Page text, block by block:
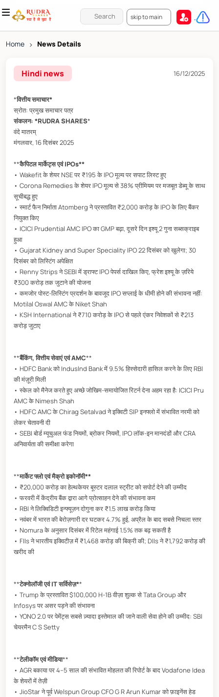
skip to main
Home > News Details
Hindi news 16/12/2025
*वित्तीय समाचार*
स्रोत: प्रमुख समाचार पत्र
संकलन: *RUDRA SHARES*
वंदे मातरम्
मंगलवार, 16 दिसंबर 2025
**कैपिटल मार्केट्स एवं IPOs**
• Wakefit के शेयर NSE पर ₹195 के IPO मूल्य पर सपाट लिस्ट हुए
• Corona Remedies के शेयर IPO मूल्य से 38% प्रीमियम पर मजबूत डेब्यू के साथ
सूचीबद्ध हुए
• स्मार्ट फैन निर्माता Atomberg ने प्रस्तावित ₹2,000 करोड़ के IPO के लिए बैंकर
नियुक्त किए
• ICICI Prudential AMC IPO का GMP बढ़ा, दूसरे दिन इश्यू 2 गुना सब्सक्राइब
हुआ
• Gujarat Kidney and Super Speciality IPO 22 दिसंबर को खुलेगा; 30
दिसंबर को लिस्टिंग अपेक्षित
• Renny Strips ने SEBI में ड्राफ्ट IPO पेपर्स दाखिल किए, फ्रेश इश्यू के ज़रिये
₹300 करोड़ तक जुटाने की योजना
• कमजोर पोस्ट-लिस्टिंग प्रदर्शन के बावजूद IPO सप्लाई के धीमी होने की संभावना नहीं:
Motilal Oswal AMC के Niket Shah
• KSH International ने ₹710 करोड़ के IPO से पहले एंकर निवेशकों से ₹213
करोड़ जुटाए
**बैंकिंग, वित्तीय सेवाएं एवं AMC**
• HDFC Bank को IndusInd Bank में 9.5% हिस्सेदारी हासिल करने के लिए RBI
की मंज़ूरी मिली
• स्केल को मैनेज करते हुए अच्छे जोखिम-समायोजित रिटर्न देना अहम रहा है: ICICI Pru
AMC के Nimesh Shah
• HDFC AMC के Chirag Setalvad ने इक्विटी SIP इनफ्लो में संभावित नरमी को
लेकर चेतावनी दी
• SEBI बोर्ड म्यूचुअल फंड नियमों, ब्रोकर नियमों, IPO लॉक-इन मानदंडों और CRA
अनिवार्यता की समीक्षा करेगा
**मार्केट फ्लो एवं मैक्रो इकोनॉमी**
• ₹20,000 करोड़ का हेल्थकेयर बूस्टर दलाल स्ट्रीट को सपोर्ट देने की उम्मीद
• फरवरी में केंद्रीय बैंक द्वारा आगे प्रोत्साहन देने की संभावना कम
• RBI ने लिक्विडिटी इन्फ्यूज़न दोगुना कर ₹1.5 लाख करोड़ किया
• नवंबर में भारत की बेरोज़गारी दर घटकर 4.7% हुई, अप्रैल के बाद सबसे निचला स्तर
• Nomura के अनुसार दिसंबर में रिटेल महंगाई 1.5% तक बढ़ सकती है
• FIIs ने भारतीय इक्विटीज़ में ₹1,468 करोड़ की बिक्री की; DIIs ने ₹1,792 करोड़ की
खरीद की
**टेक्नोलॉजी एवं IT सर्विसेज़**
• Trump के प्रस्तावित $100,000 H-1B वीज़ा शुल्क से Tata Group और
Infosys पर असर पड़ने की संभावना
• YONO 2.0 पर पेमेंट्स सबसे ज़्यादा इस्तेमाल की जाने वाली सेवा होने की उम्मीद: SBI
चेयरमैन C S Setty
**टेलीकॉम एवं मीडिया**
• AGR बकाया पर 4–5 साल की संभावित मोहलत की रिपोर्ट के बाद Vodafone Idea
के शेयरों में तेज़ी
• JioStar ने पूर्व Welspun Group CFO G R Arun Kumar को फ़ाइनेंस हेड